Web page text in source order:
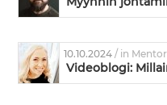
10.10.2024/ in